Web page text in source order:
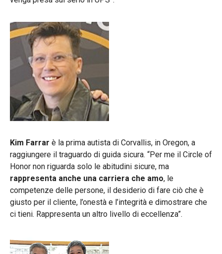
Kim Farrar è la prima autista di Corvallis, in Oregon, a
raggiungere il traguardo di guida sicura. “Per me il Circle of
Honor non riguarda solo le abitudini sicure, ma
rappresenta anche una carriera che amo, le
competenze delle persone, il desiderio di fare ciò che è
giusto per il cliente, l’onestà e l’integrità e dimostrare che
ci tieni. Rappresenta un altro livello di eccellenza”.